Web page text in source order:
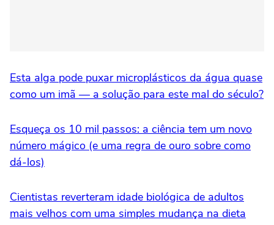
Esta alga pode puxar microplásticos da água quase
como um imã — a solução para este mal do século?
Esqueça os 10 mil passos: a ciência tem um novo
número mágico (e uma regra de ouro sobre como
dá-los)
Cientistas reverteram idade biológica de adultos
mais velhos com uma simples mudança na dieta